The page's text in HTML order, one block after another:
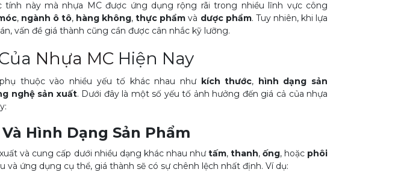
tính này mà nhựa MC được ứng dụng rộng rãi trong nhiều lĩnh vực công
, ngành ô tô, hàng không,thực phẩm và dược phẩm. Tuy nhiên, khi lựa
vấn đề giá thành cũng cần được cân nhắc kỹ lưỡng.
Nhựa MC Hiện Nay
thuộc vào nhiều yếu tố khác nhau như kích thước, hình dạng sản
nghệ sản xuất. Dưới đây là một số yếu tố ảnh hưởng đến giá cả của nhựa
Hình Dạng Sản Phẩm
và cung cấp dưới nhiều dạng khác nhau nhưtấm, thanh, ống, hoặc phôi
và ứng dụng cụ thể, giá thành sẽ có sự chênh lệch nhất định. Ví dụ: